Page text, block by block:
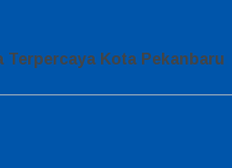
Kota Pekanbaru